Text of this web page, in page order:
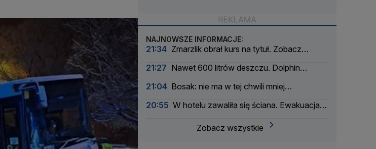
NAJNOWSZE INFORMACJE:
21:34 Zmarzlik obrał kurs na tytuł. Zobacz
21:27 Nawet 600 litrów deszczu. Dolphin
21:04 Bosak: nie ma w tej chwili mniej
politycznej
20:55 W hotelu zawaliła się ściana. Ewakuacja
Zobacz wszystkie